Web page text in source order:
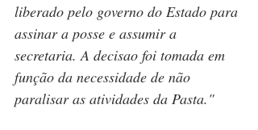
liberado pelo governo do Estado para
assinar a posse e assumir a
secretaria. A decisao foi tomada em
função da necessidade de não
paralisar as atividades da Pasta."